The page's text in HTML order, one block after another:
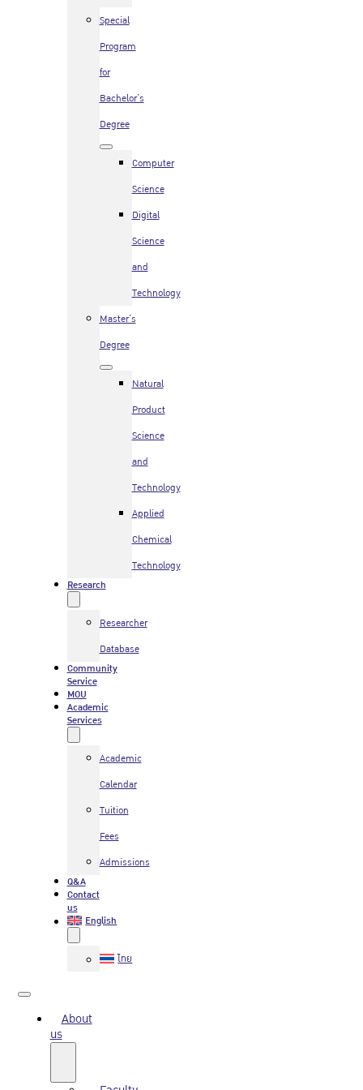
Special
Program
for
Bachelor’s
Degree
Computer
Science
Digital
Science
and
Technology
Master’s
Degree
Natural
Product
Science
and
Technology
Applied
Chemical
Technology
Research
Researcher
Database
Community
Service
MOU
Academic
Services
Academic
Calendar
Tuition
Fees
Admissions
Q&A
Contact
us
English
ไทย
About
us